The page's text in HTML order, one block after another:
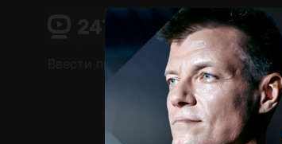
Поддержка: support@24h.tv
Пользовательское
Ввести промокод
Установить на ТВ